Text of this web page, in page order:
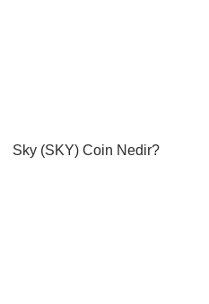
Sky (SKY) Coin Nedir?